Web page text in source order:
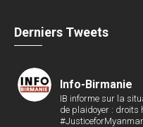
Derniers Tweets
Info-Birmanie
IB informe sur la
de plaidoyer : droits